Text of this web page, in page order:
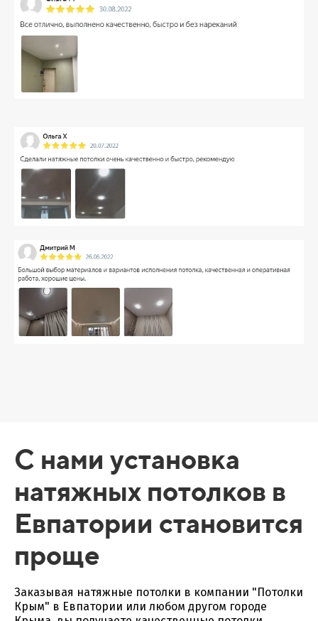
С нами установка
натяжных потолков в
Евпатории становится
проще
Заказывая натяжные потолки в компании "Потолки
Крым" в Евпатории или любом другом городе